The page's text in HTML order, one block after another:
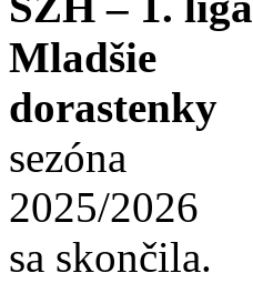
Mladšie
dorastenky
sezóna
2025/2026
sa skončila.